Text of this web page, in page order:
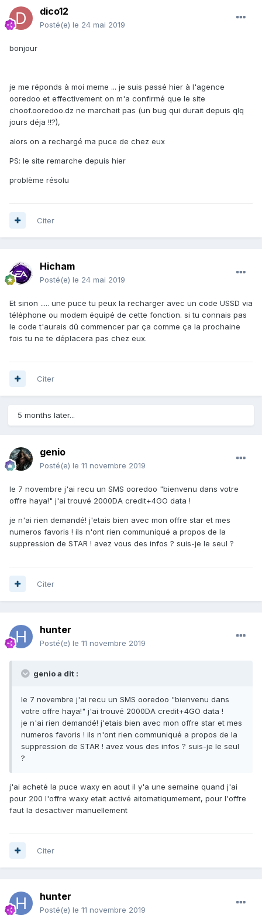
dico12
Posté(e) le 24 mai 2019
bonjour
je me réponds à moi meme ... je suis passé hier à l'agence
ooredoo et effectivement on m'a confirmé que le site
choof.ooredoo.dz ne marchait pas (un bug qui durait depuis qlq
jours déja !!?),
alors on a rechargé ma puce de chez eux
PS: le site remarche depuis hier
problème résolu
Citer
Hicham
Posté(e) le 24 mai 2019
Et sinon ..... une puce tu peux la recharger avec un code USSD via
téléphone ou modem équipé de cette fonction. si tu connais pas
le code t'aurais dû commencer par ça comme ça la prochaine
fois tu ne te déplacera pas chez eux.
Citer
5 months later...
genio
Posté(e) le 11 novembre 2019
le 7 novembre j'ai recu un SMS ooredoo "bienvenu dans votre
offre haya!" j'ai trouvé 2000DA credit+4GO data !
je n'ai rien demandé! j'etais bien avec mon offre star et mes
numeros favoris ! ils n'ont rien communiqué a propos de la
suppression de STAR ! avez vous des infos ? suis-je le seul ?
Citer
hunter
Posté(e) le 11 novembre 2019
genio a dit :
le 7 novembre j'ai recu un SMS ooredoo "bienvenu dans
votre offre haya!" j'ai trouvé 2000DA credit+4GO data !
je n'ai rien demandé! j'etais bien avec mon offre star et mes
numeros favoris ! ils n'ont rien communiqué a propos de la
suppression de STAR ! avez vous des infos ? suis-je le seul
?
j'ai acheté la puce waxy en aout il y'a une semaine quand j'ai
pour 200 l'offre waxy etait activé aitomatiqumement, pour l'offre
faut la desactiver manuellement
Citer
hunter
Posté(e) le 11 novembre 2019